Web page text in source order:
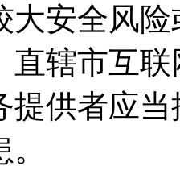
大安全风
直辖市互
提供者应